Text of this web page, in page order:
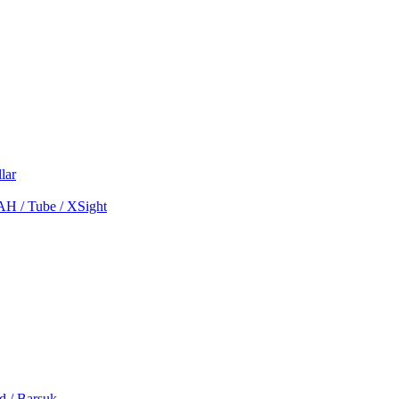
/ Tube / XSight